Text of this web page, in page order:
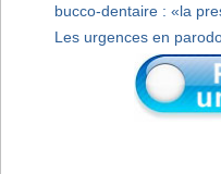
bucco-dentaire : «la
Les urgences en